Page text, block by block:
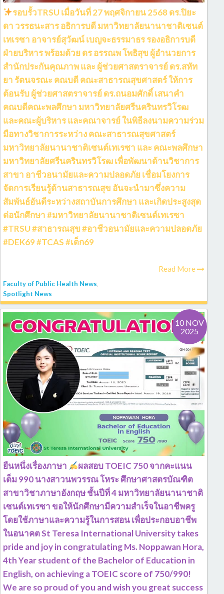
รอบรั้วTRSU เมื่อวันที่ 27 พฤศจิกายน 2568 ดร.ปิยะ
ดา วรรธนะสาร อธิการบดี มหาวิทยาลัยนานาชาติเซนต์
เทเรซา อาจารย์สุวัฒน์ เบญจะธรรมาธร รองอธิการบดี
ฝ่ายบริหาร พร้อมด้วย ดร อรรณพ โพธิสุข ผู้อำนวยการ
สำนักประกันคุณภาพ และ ผู้ช่วยศาสตราจารย์ ดร.สหัท
ยา รัตนจรณะ คณบดี คณะสาธารณสุขศาสตร์ ให้การ
ต้อนรับ ผู้ช่วยศาสตราจารย์ ดร.ถนอมศักดิ์ เสนาคำ
คณบดีคณะพลศึกษา มหาวิทยาลัยศรีนครินทรวิโรฒ
และคณะผู้บริหาร และคณาจารย์ ในพิธีลงนามความร่วม
มือทางวิชาการระหว่าง คณะสาธารณสุขศาสตร์
มหาวิทยาลัยนานาชาติเซนต์เทเรซา และ คณะพลศึกษา
มหาวิทยาลัยศรีนครินทรวิโรฒ เพื่อพัฒนาด้านวิชาการ
สาขา อาชีวอนามัยและความปลอดภัย เชื่อมโยงการ
จัดการเรียนรู้ด้านสาธารณสุข อันจะนำมาซึ่งความ
สัมพันธ์อันดีระหว่างสถาบันการศึกษา และเกิดประสูงสุด
ต่อนักศึกษา #มหาวิทยาลัยนานาชาติเซนต์เทเรซา
#TRSU #สาธารณสุข #อาชีวอนามัยและความปลอดภัย
#DEK69 #TCAS #เด็ก69
Read More
Faculty of Public Health News
Spotlight News
ยืนหนึ่งเรื่องภาษา
ผลสอบ TOEIC 750 จากคะแนน
เต็ม 990 นางสาวนพวรรณ โหระ ศึกษาศาสตรบัณฑิต
สาขาวิชาภาษาอังกฤษ ชั้นปีที่ 4 มหาวิทยาลัยนานาชาติ
เซนต์เทเรซา ขอให้นักศึกษามีความสำเร็จในอาชีพครู
โดยใช้ภาษาและความรู้ในการสอน เพื่อประกอบอาชีพ
ในอนาคต St Teresa International University takes
pride and joy in congratulating Ms. Noppawan Hora,
4th Year student of the Bachelor of Education in
English, on achieving a TOEIC score of 750/990!
We are so proud of you and wish you great success
10 NOV
2025